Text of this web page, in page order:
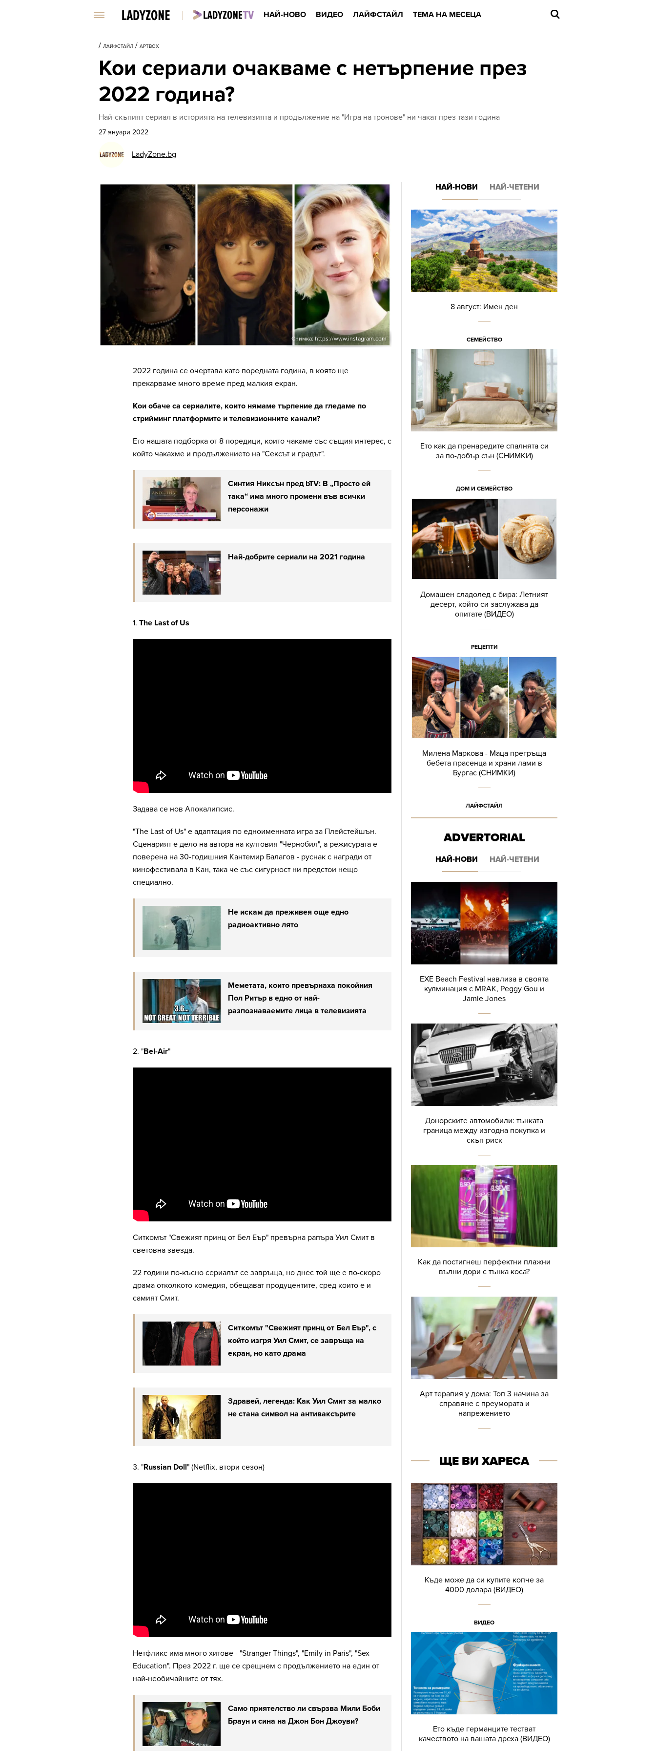
НАЙ-НОВО ВИДЕО ЛАЙФСТАЙЛ ТЕМА НА МЕСЕЦА
/ ЛАЙФСТАЙЛ / АРТBOX
Кои сериали очакваме с нетърпение през
2022 година?
Най-скъпият сериал в историята на телевизията и продължение на "Игра на тронове" ни чакат през тази година
27 януари 2022
LadyZone.bg
Снимка: https://www.instagram.com
2022 година се очертава като поредната година, в която ще
прекарваме много време пред малкия екран.
Кои обаче са сериалите, които нямаме търпение да гледаме по
стрийминг платформите и телевизионните канали?
Ето нашата подборка от 8 поредици, които чакаме със същия интерес, с
който чакахме и продължението на "Сексът и градът".
Синтия Никсън пред bTV: В „Просто ей
така“ има много промени във всички
персонажи
Най-добрите сериали на 2021 година
1. The Last of Us
Задава се нов Апокалипсис.
"The Last of Us" е адаптация по едноименната игра за Плейстейшън.
Сценарият е дело на автора на култовия "Чернобил", а режисурата е
поверена на 30-годишния Кантемир Балагов - руснак с награди от
кинофестивала в Кан, така че със сигурност ни предстои нещо
специално.
Не искам да преживея още едно
радиоактивно лято
Меметата, които превърнаха покойния
Пол Ритър в едно от най-
разпознаваемите лица в телевизията
2. "Bel-Air"
Ситкомът "Свежият принц от Бел Еър" превърна рапъра Уил Смит в
световна звезда.
22 години по-късно сериалът се завръща, но днес той ще е по-скоро
драма отколкото комедия, обещават продуцентите, сред които е и
самият Смит.
Ситкомът "Свежият принц от Бел Еър", с
който изгря Уил Смит, се завръща на
екран, но като драма
Здравей, легенда: Как Уил Смит за малко
не стана символ на антиваксърите
3. "Russian Doll" (Netflix, втори сезон)
Нетфликс има много хитове - "Stranger Things", "Emily in Paris", "Sex
Education". През 2022 г. ще се срещнем с продължението на един от
най-необичайните от тях.
Само приятелство ли свързва Мили Боби
Браун и сина на Джон Бон Джоуви?
НАЙ-НОВИ НАЙ-ЧЕТЕНИ
8 август: Имен ден
СЕМЕЙСТВО
Ето как да пренаредите спалнята си
за по-добър сън (СНИМКИ)
ДОМ И СЕМЕЙСТВО
Домашен сладолед с бира: Летният
десерт, който си заслужава да
опитате (ВИДЕО)
РЕЦЕПТИ
Милена Маркова - Маца прегръща
бебета прасенца и храни лами в
Бургас (СНИМКИ)
ЛАЙФСТАЙЛ
ADVERTORIAL
НАЙ-НОВИ НАЙ-ЧЕТЕНИ
EXE Beach Festival навлиза в своята
кулминация с MRAK, Peggy Gou и
Jamie Jones
Донорските автомобили: тънката
граница между изгодна покупка и
скъп риск
Как да постигнеш перфектни плажни
вълни дори с тънка коса?
Арт терапия у дома: Топ 3 начина за
справяне с преумората и
напрежението
ЩЕ ВИ ХАРЕСА
Къде може да си купите копче за
4000 долара (ВИДЕО)
ВИДЕО
Ето къде германците тестват
качеството на вашата дреха (ВИДЕО)